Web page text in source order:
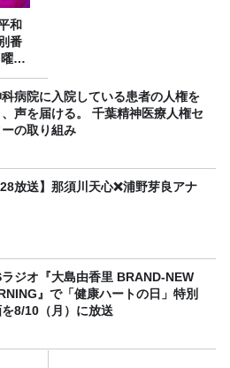
和
番
日
病院に入院している患者の人権を
声を届ける。 千葉精神医療人権セ
の取り組み
28放送】那須川天心❌浦野芽良アナ
ジオ『大島由香里 BRAND-NEW
』で「健康ハートの日」特別
8/10（月）に放送